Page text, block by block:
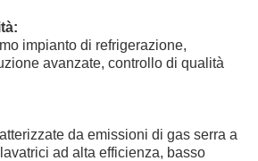
induzione di vuoto
impianto di refrigerazione,
avanzate, controllo di qualità
da emissioni di gas serra a
ad alta efficienza, basso